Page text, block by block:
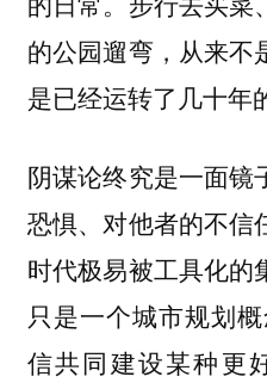
的公园遛弯，从来不
是已经运转了几十年
阴谋论终究是一面镜
恐惧、对他者的不信
时代极易被工具化的
只是一个城市规划
信共同建设某种更